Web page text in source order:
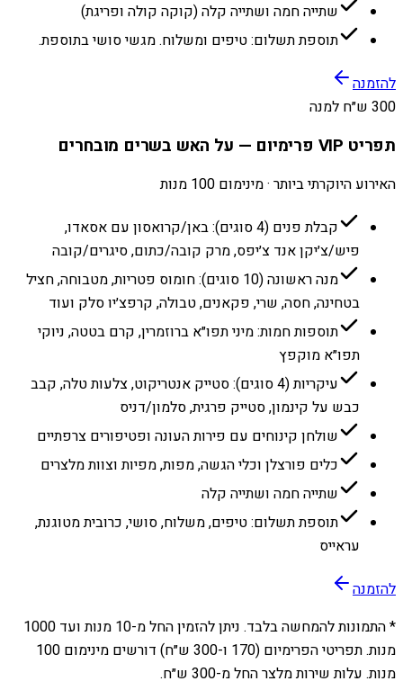
שתייה חמה ושתייה קלה (קוקה קולה ופריגת)
תוספת תשלום: טיפים ומשלוח. מגשי סושי בתוספת.
להזמנה
300 ש״ח למנה
תפריט VIP פרימיום — על האש בשרים מובחרים
האירוע היוקרתי ביותר · מינימום 100 מנות
קבלת פנים (4 סוגים): באן/קרואסון עם אסאדו,
פיש/צ׳יקן אנד צ׳יפס, מרק קובה/כתום, סיגרים/קובה
מנה ראשונה (10 סוגים): חומוס פטריות, מטבוחה, חציל
בטחינה, חסה, שרי, פקאנים, טבולה, קרפצ׳יו סלק ועוד
תוספות חמות: מיני תפו״א ברוזמרין, קרם בטטה, ניוקי
תפו״א מוקפץ
עיקריות (4 סוגים): סטייק אנטריקוט, צלעות טלה, קבב
כבש על קינמון, סטייק פרגית, סלמון/דניס
שולחן קינוחים עם פירות העונה ופטיפורים צרפתיים
כלים פורצלן וכלי הגשה, מפות, מפיות וצוות מלצרים
שתייה חמה ושתייה קלה
תוספת תשלום: טיפים, משלוח, סושי, כרובית מטוגנת,
עראייס
להזמנה
* התמונות להמחשה בלבד. ניתן להזמין החל מ-10 מנות ועד 1000
מנות. תפריטי הפרימיום (170 ו-300 ש״ח) דורשים מינימום 100
מנות. עלות שירות מלצר החל מ-300 ש״ח.